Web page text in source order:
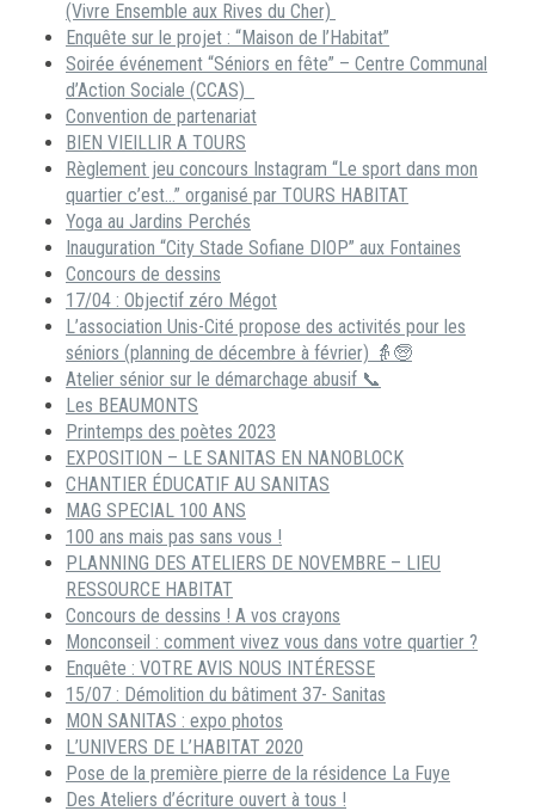
(Vivre Ensemble aux Rives du Cher)
Enquête sur le projet : “Maison de l’Habitat”
Soirée événement “Séniors en fête” – Centre Communal
d’Action Sociale (CCAS)
Convention de partenariat
BIEN VIEILLIR A TOURS
Règlement jeu concours Instagram “Le sport dans mon
quartier c’est…” organisé par TOURS HABITAT
Yoga au Jardins Perchés
Inauguration “City Stade Sofiane DIOP” aux Fontaines
Concours de dessins
17/04 : Objectif zéro Mégot
L’association Unis-Cité propose des activités pour les
séniors (planning de décembre à février) 👵🧓
Atelier sénior sur le démarchage abusif 📞
Les BEAUMONTS
Printemps des poètes 2023
EXPOSITION – LE SANITAS EN NANOBLOCK
CHANTIER ÉDUCATIF AU SANITAS
MAG SPECIAL 100 ANS
100 ans mais pas sans vous !
PLANNING DES ATELIERS DE NOVEMBRE – LIEU
RESSOURCE HABITAT
Concours de dessins ! A vos crayons
Monconseil : comment vivez vous dans votre quartier ?
Enquête : VOTRE AVIS NOUS INTÉRESSE
15/07 : Démolition du bâtiment 37- Sanitas
MON SANITAS : expo photos
L’UNIVERS DE L’HABITAT 2020
Pose de la première pierre de la résidence La Fuye
Des Ateliers d’écriture ouvert à tous !